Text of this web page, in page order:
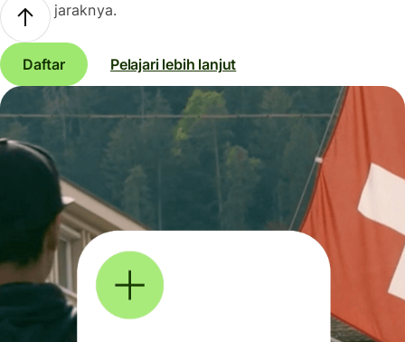
jaraknya.
Daftar Pelajari lebih lanjut